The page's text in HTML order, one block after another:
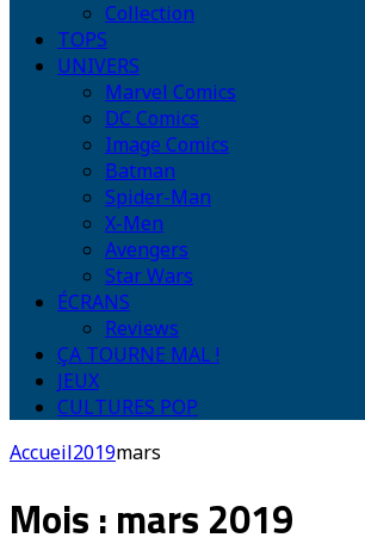
Collection
TOPS
UNIVERS
Marvel Comics
DC Comics
Image Comics
Batman
Spider-Man
X-Men
Avengers
Star Wars
ÉCRANS
Reviews
ÇA TOURNE MAL !
JEUX
CULTURES POP
Accueil2019mars
Mois : mars 2019